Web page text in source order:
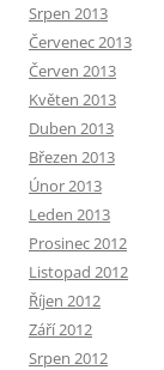
Srpen 2013
Červenec 2013
Červen 2013
Květen 2013
Duben 2013
Březen 2013
Únor 2013
Leden 2013
Prosinec 2012
Listopad 2012
Říjen 2012
Září 2012
Srpen 2012